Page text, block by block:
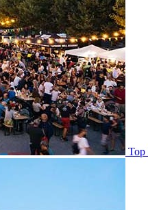
Top